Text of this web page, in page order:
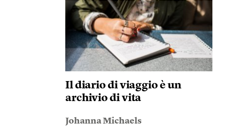
Il diario di viaggio è un
archivio di vita
Johanna Michaels